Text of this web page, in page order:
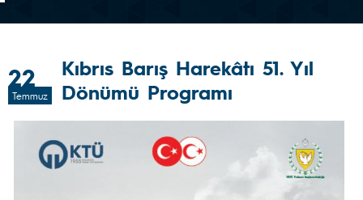
22
Temmuz
Kıbrıs Barış Harekâtı 51. Yıl
Dönümü Programı